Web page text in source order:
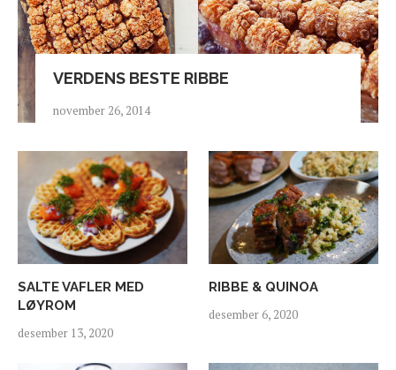
VERDENS BESTE RIBBE
november 26, 2014
SALTE VAFLER MED
LØYROM
desember 13, 2020
RIBBE & QUINOA
desember 6, 2020